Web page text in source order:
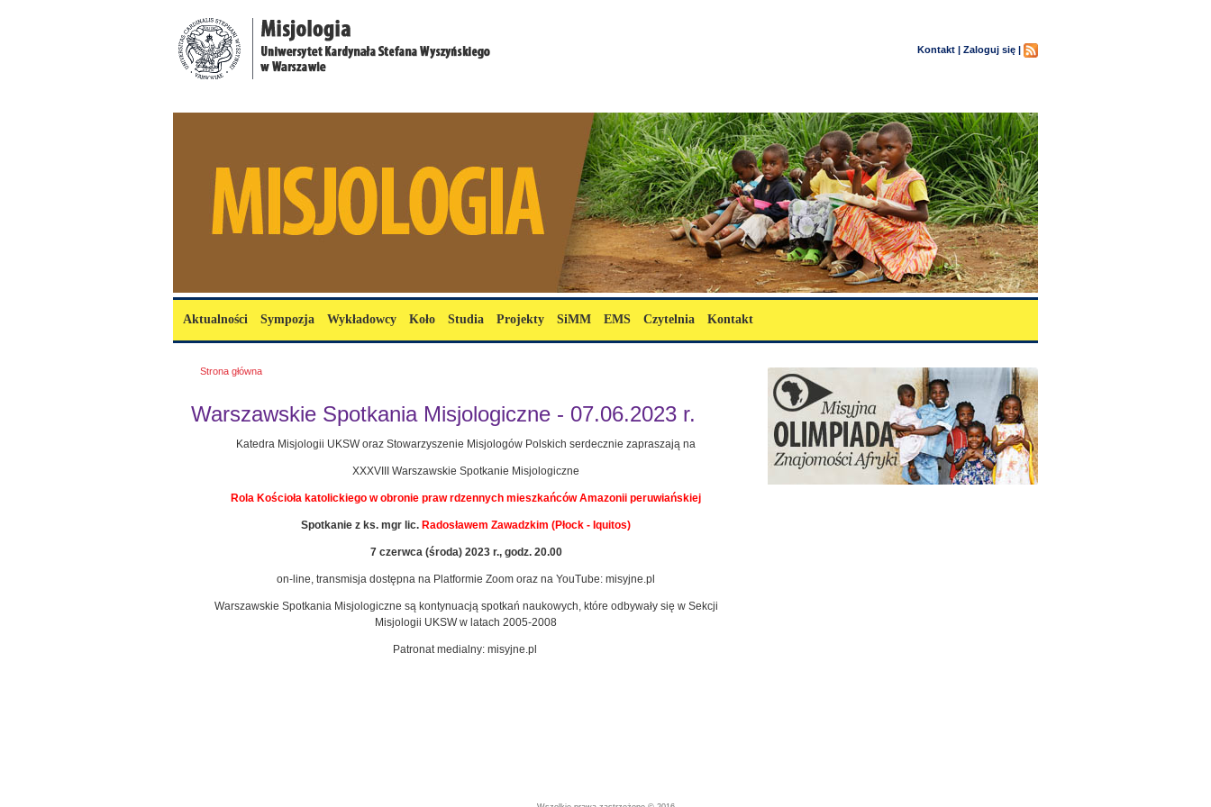
Kontakt | Zaloguj się |
Menu główne
Aktualności Sympozja Wykładowcy Koło Studia Projekty SiMM EMS Czytelnia Kontakt
Jesteś tutaj
Strona główna
Warszawskie Spotkania Misjologiczne - 07.06.2023 r.
Katedra Misjologii UKSW oraz Stowarzyszenie Misjologów Polskich serdecznie zapraszają na
XXXVIII Warszawskie Spotkanie Misjologiczne
Rola Kościoła katolickiego w obronie praw rdzennych mieszkańców Amazonii peruwiańskiej
Spotkanie z ks. mgr lic. Radosławem Zawadzkim (Płock - Iquitos)
7 czerwca (środa) 2023 r., godz. 20.00
on-line, transmisja dostępna na Platformie Zoom oraz na YouTube: misyjne.pl
Warszawskie Spotkania Misjologiczne są kontynuacją spotkań naukowych, które odbywały się w Sekcji
Misjologii UKSW w latach 2005-2008
Patronat medialny: misyjne.pl